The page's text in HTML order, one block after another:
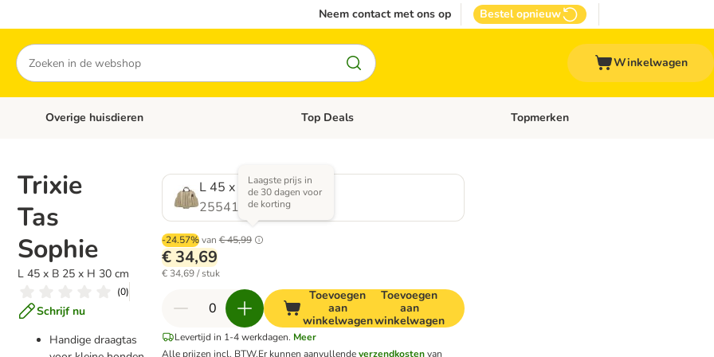
Neem contact met ons op Bestel opnieuw
Zoeken
Winkelwagen
Open categoriemenu: Katten
Overige huisdieren Open categoriemenu: Overige huisdieren
Top Deals Open categoriemenu: Top Deals
Topmerken
Trixie
Tas
Sophie
L 45 x B 25 x H 30 cm
(0)
Schrijf nu
Handige draagtas
L 45 x B 25 x H 30 cm
2554165.0
-24.57% van € 45,99
Laagste prijs in
de 30 dagen voor
de korting
€ 34,69
€ 34,69 / stuk
Toevoegen
aan
winkelwagen
Toevoegen
aan
winkelwagen
Levertijd in 1-4 werkdagen. Meer
Alle prijzen incl. BTW.Er kunnen aanvullendeverzendkostenvan